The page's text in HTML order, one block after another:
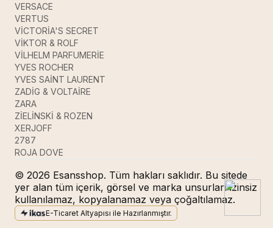
VERSACE
VERTUS
VİCTORİA'S SECRET
VİKTOR & ROLF
VİLHELM PARFUMERİE
YVES ROCHER
YVES SAİNT LAURENT
ZADİG & VOLTAİRE
ZARA
ZİELİNSKİ & ROZEN
XERJOFF
2787
ROJA DOVE
© 2026 Esansshop. Tüm hakları saklıdır. Bu sitede
yer alan tüm içerik, görsel ve marka unsurları izinsiz
kullanılamaz, kopyalanamaz veya çoğaltılamaz.
E-Ticaret Altyapısı ile Hazırlanmıştır.